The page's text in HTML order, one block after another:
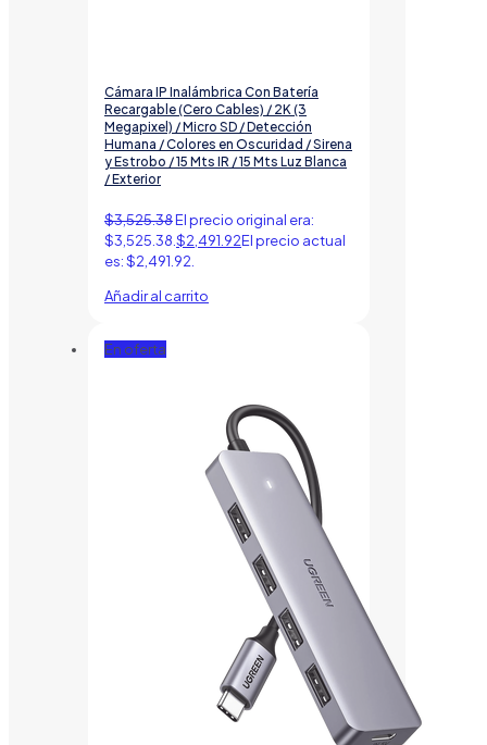
Cámara IP Inalámbrica Con Batería
Recargable (Cero Cables) / 2K (3
Megapixel) / Micro SD / Detección
Humana / Colores en Oscuridad / Sirena
y Estrobo / 15 Mts IR / 15 Mts Luz Blanca
/ Exterior
$3,525.38El precio original era:
$3,525.38. $2,491.92El precio actual
es: $2,491.92.
Añadir al carrito
En oferta